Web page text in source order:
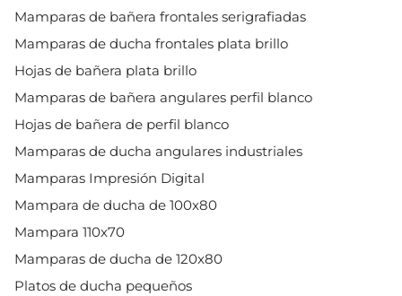
Mamparas de bañera frontales serigrafiadas
Mamparas de ducha frontales plata brillo
Hojas de bañera plata brillo
Mamparas de bañera angulares perfil blanco
Hojas de bañera de perfil blanco
Mamparas de ducha angulares industriales
Mamparas Impresión Digital
Mampara de ducha de 100x80
Mampara 110x70
Mamparas de ducha de 120x80
Platos de ducha pequeños